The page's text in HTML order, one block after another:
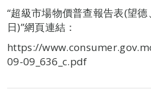
“超級市場物價普查報告表(望
日)”網頁連結：
https://
09-09_636_c.pdf